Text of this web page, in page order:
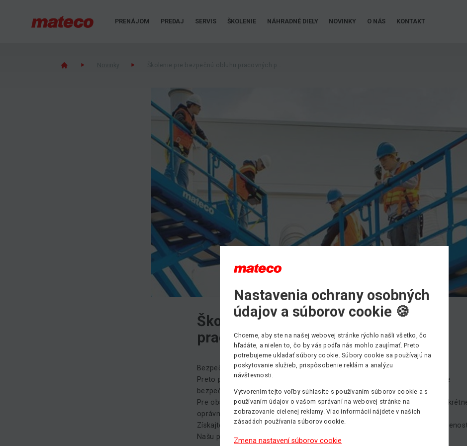
PRENÁJOM PREDAJ SERVIS ŠKOLENIE NÁHRADNÉ DIELY NOVINKY O NÁS KONTAKT
Školenie pre bezpečnú obluhu
pracovných plošín
Bezpečnosť je na prvom mieste!
Preto popriprenájmea
pre
bezpečnú obsluhu strojov.
Pre obsluhu vysokozdvižných plošín je bezpodmienečne nutné vlastniť
oprávnenia, ktoré Vám radi zaistíme.
Získajte užitočné informácie od ľudí, ktorí majú dlhoročnú prax a veľa
Našu ponuka vzdelávania nájdete
Nastavenia ochrany osobných
údajov a súborov cookie 🍪
Chceme, aby ste na našej webovej stránke rýchlo našli všetko, čo
hľadáte, a nielen to, čo by vás podľa nás mohlo zaujímať. Preto
potrebujeme ukladať súbory cookie. Súbory cookie sa používajú na
poskytovanie služieb, prispôsobenie reklám a analýzu
návštevnosti.
Vytvorením tejto voľby súhlasíte s používaním súborov cookie a s
používaním údajov o vašom správaní na webovej stránke na
zobrazovanie cielenej reklamy. Viac informácií nájdete v našich
zásadách používania súborov cookie.
Zmena nastavení súborov cookie